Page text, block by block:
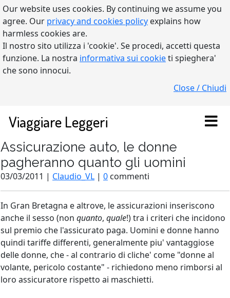
Our website uses cookies. By continuing we assume you
agree. Our privacy and cookies policy explains how
harmless cookies are.
Il nostro sito utilizza i 'cookie'. Se procedi, accetti questa
funzione. La nostra informativa sui cookieti spieghera'
che sono innocui.
Close / Chiudi
Viaggiare Leggeri
Assicurazione auto, le donne
pagheranno quanto gli uomini
03/03/2011 | Claudio_VL | 0 commenti
In Gran Bretagna e altrove, le assicurazioni inseriscono
anche il sesso (non quanto, quale!) tra i criteri che incidono
sul premio che l'assicurato paga. Uomini e donne hanno
quindi tariffe differenti, generalmente piu' vantaggiose
delle donne, che - al contrario di cliche' come "donne al
volante, pericolo costante" - richiedono meno rimborsi al
loro assicuratore rispetto ai maschietti.